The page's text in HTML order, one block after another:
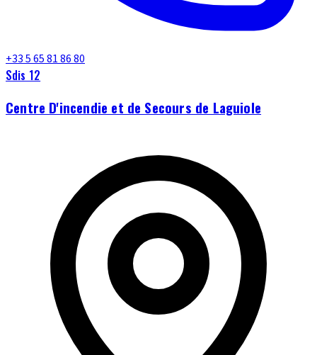
+33 5 65 81 86 80
Sdis 12
Centre D'incendie et de Secours de Laguiole